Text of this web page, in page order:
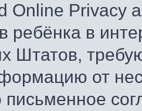
Online Privacy
ребёнка в
Штатов,
от
письменное